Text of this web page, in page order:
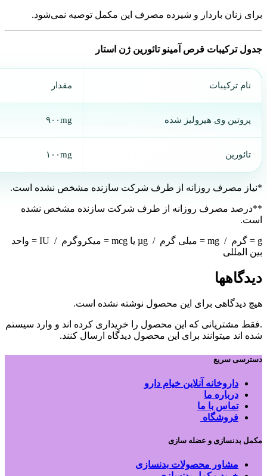
برای زنان باردار و شیرده مصرف این مکمل توصیه نمی‌شود.
جدول ترکیبات قرص آمینو تائورین ژن استار
نام ترکیبات مقدار
پروتین وی هیرولیز شده ۹۰۰mg
تائورین ۱۰۰mg
*نیاز مصرف روزانه از طرف شرکت سازنده مشخص نشده است.
**درصد مصرف روزانه از طرف شرکت سازنده مشخص نشده
است.
g = گرم / mg = میلی گرم / µg یا mcg = میکروگرم / IU = واحد
بین المللی
دیدگاهها
هیچ دیدگاهی برای این محصول نوشته نشده است.
.فقط مشتریانی که این محصول را خریداری کرده اند و وارد سیستم
شده اند میتوانند برای این محصول دیدگاه ارسال کنند.
دسترسی سریع
داروخانه آنلاین خیام دارو
درباره ما
تماس با ما
فروشگاه
مکمل بدنسازی و عضله سازی
مشاور محصولات بدنسازی